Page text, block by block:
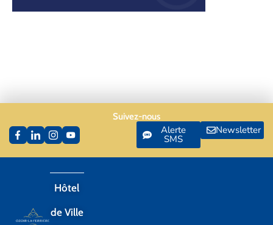
Hôtel
de Ville
Suivez-nous
Alerte
SMS
Newsletter